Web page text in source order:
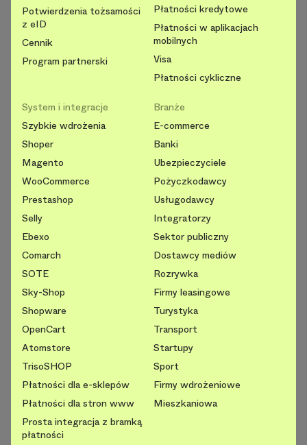
Potwierdzenia tożsamości
z eID
Cennik
Program partnerski
Płatności kredytowe
Płatności w aplikacjach
mobilnych
Visa
Płatności cykliczne
System i integracje
Szybkie wdrożenia
Shoper
Magento
WooCommerce
Prestashop
Selly
Ebexo
Comarch
SOTE
Sky-Shop
Shopware
OpenCart
Atomstore
TrisoSHOP
Płatności dla e-sklepów
Płatności dla stron www
Prosta integracja z bramką
płatności
Branże
E-commerce
Banki
Ubezpieczyciele
Pożyczkodawcy
Usługodawcy
Integratorzy
Sektor publiczny
Dostawcy mediów
Rozrywka
Firmy leasingowe
Turystyka
Transport
Startupy
Sport
Firmy wdrożeniowe
Mieszkaniowa